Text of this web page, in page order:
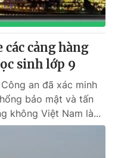
cảng hàng
sinh lớp 9
an đã xác minh
bảo mật và tấn
không Việt Nam là...